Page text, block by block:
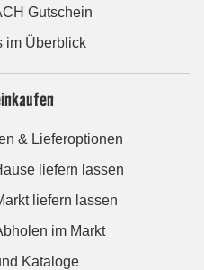
Gutschein
im Überblick
& Lieferoptionen
liefern lassen
liefern lassen
im Markt
Kataloge